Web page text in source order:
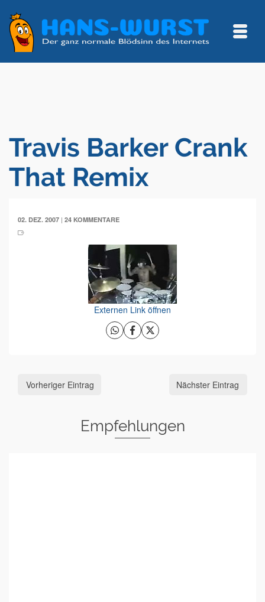
Travis Barker Crank
That Remix
02. DEZ. 2007 | 24 KOMMENTARE
Externen Link öffnen
Vorheriger Eintrag Nächster Eintrag
Empfehlungen